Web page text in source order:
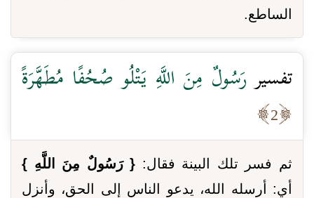
الساطع.
تفسير رَسُولٌ مِنَ اللَّهِ يَتْلُو صُحُفًا مُطَهَّرَةً
2
ثم فسر تلك البينة فقال: { رَسُولٌ مِنَ اللَّهِ }
أي: أرسله الله، يدعو الناس إلى الحق، وأنزل